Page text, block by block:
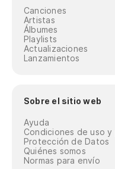
Canciones
Artistas
Álbumes
Playlists
Actualizaciones
Lanzamientos
Sobre el sitio web
Ayuda
Condiciones de uso
Protección de Datos
Quiénes somos
Normas para envío